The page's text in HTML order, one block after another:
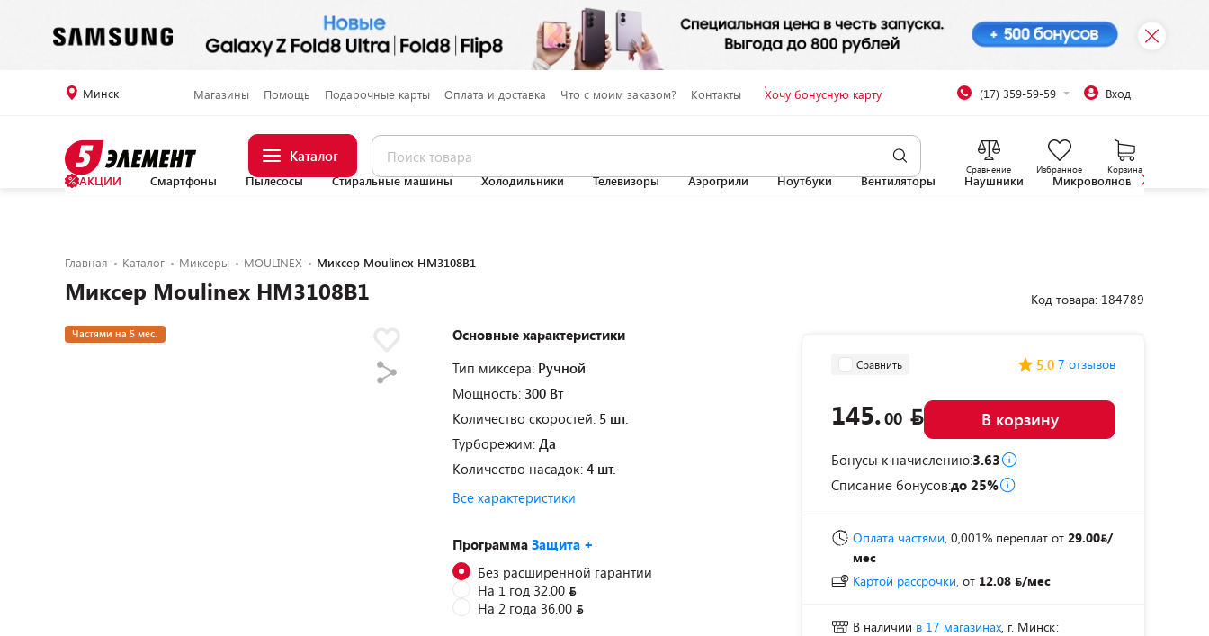
Минск Магазины Помощь Подарочные карты Оплата и доставка Что с моим заказом? Контакты Хочу бонусную карту (17) 359-59-59 Вход
Каталог
Сравнение Избранное Корзина
АКЦИИ Смартфоны Пылесосы Стиральные машины Холодильники Телевизоры Аэрогрили Ноутбуки Вентиляторы Наушники Микроволновые печи
Главная Каталог Миксеры MOULINEX Миксер Moulinex HM3108B1
Миксер Moulinex HM3108B1
Частями на 5 мес.
Основные характеристики
Тип миксера: Ручной
Мощность: 300 Вт
Количество скоростей: 5 шт.
Турборежим: Да
Количество насадок: 4 шт.
Все характеристики
Программа Защита +
Без расширенной гарантии
На 1 год 32.00
На 2 года 36.00
Код товара: 184789
Сравнить 5.0 7 отзывов
145.00 В корзину
Бонусы к начислению:3.63
Списание бонусов:до 25%
Оплата частями, 0,001% переплат от 29.00 /
мес
Картой рассрочки, от 12.08 /мес
В наличии в 17 магазинах, г. Минск: